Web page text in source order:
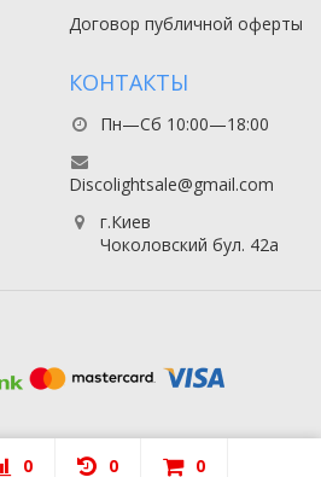
Договор публичной оферты
КОНТАКТЫ
Пн—Сб 10:00—18:00
Discolightsale@gmail.com
г.Киев
Чоколовский бул. 42а
0 0 0